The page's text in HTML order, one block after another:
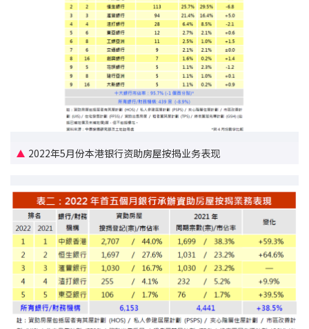
免费物业估价
下载中心
按揭全面睇
新闻/研究
2022年5月份本港银行资助房屋按揭业务表现